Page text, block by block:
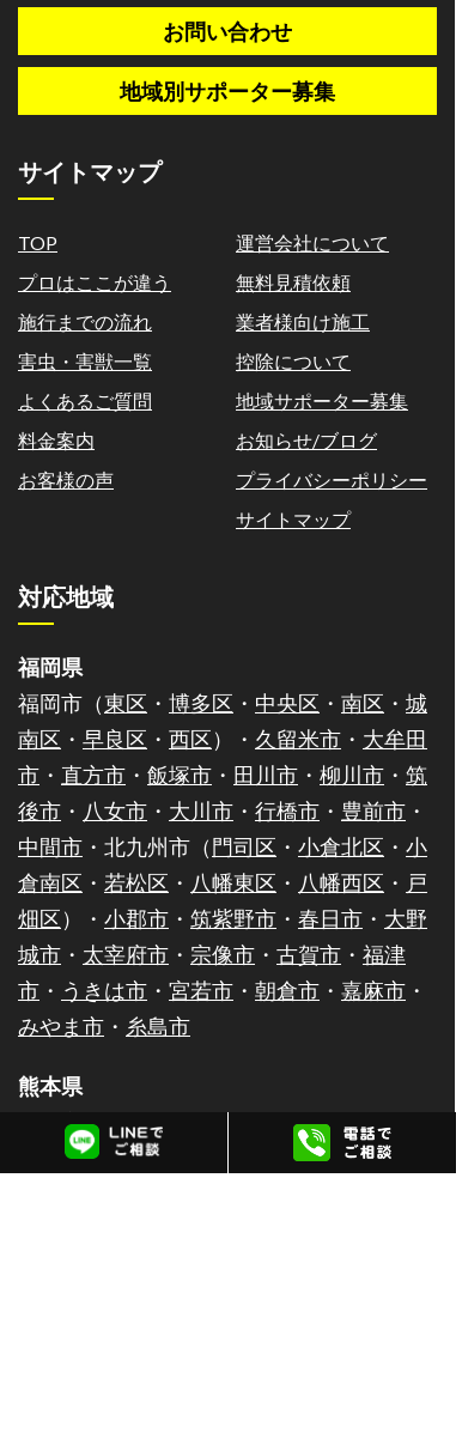
お問い合わせ
地域別サポーター募集
サイトマップ
TOP
プロはここが違う
施行までの流れ
害虫・害獣一覧
よくあるご質問
料金案内
お客様の声
運営会社について
無料見積依頼
業者様向け施工
控除について
地域サポーター募集
お知らせ/ブログ
プライバシーポリシー
サイトマップ
対応地域
福岡県
福岡市（東区 ・ 博多区 ・ 中央区 ・ 南区 ・ 城
南区 ・ 早良区 ・ 西区）・ 久留米市 ・ 大牟田
市 ・ 直方市 ・ 飯塚市 ・ 田川市 ・ 柳川市 ・ 筑
後市 ・ 八女市 ・ 大川市 ・ 行橋市 ・ 豊前市 ・
中間市 ・北九州市（門司区 ・ 小倉北区 ・ 小
倉南区 ・ 若松区 ・ 八幡東区 ・ 八幡西区 ・ 戸
畑区）・ 小郡市 ・ 筑紫野市 ・ 春日市 ・ 大野
城市 ・ 太宰府市 ・ 宗像市 ・ 古賀市 ・ 福津
市 ・ うきは市 ・ 宮若市 ・ 朝倉市 ・ 嘉麻市 ・
みやま市 ・ 糸島市
熊本県
熊本市（ 中央区 南区・西区・北
）・八代市・ 荒尾市・ 水俣市